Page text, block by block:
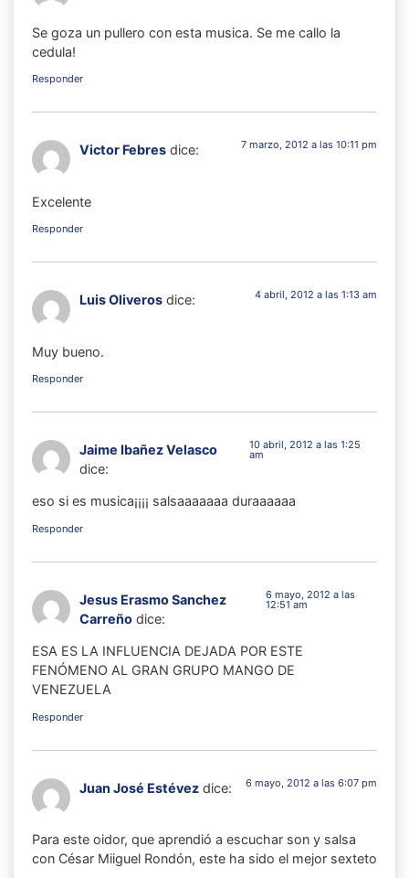
Se goza un pullero con esta musica. Se me callo la
cedula!
Responder
Victor Febres dice: 7 marzo, 2012 a las 10:11 pm
Excelente
Responder
Luis Oliveros dice: 4 abril, 2012 a las 1:13 am
Muy bueno.
Responder
Jaime Ibañez Velasco
dice:
10 abril, 2012 a las 1:25
am
eso si es musica¡¡¡¡ salsaaaaaaa duraaaaaa
Responder
Jesus Erasmo Sanchez
Carreño dice:
6 mayo, 2012 a las
12:51 am
ESA ES LA INFLUENCIA DEJADA POR ESTE
FENÓMENO AL GRAN GRUPO MANGO DE
VENEZUELA
Responder
Juan José Estévez dice: 6 mayo, 2012 a las 6:07 pm
Para este oidor, que aprendió a escuchar son y salsa
con César Miiguel Rondón, este ha sido el mejor sexteto